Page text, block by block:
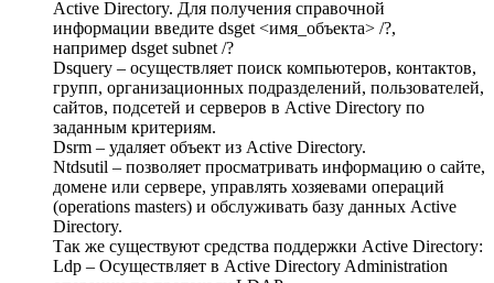
Active Directory. Для получения справочной
информации введите dsget <имя_объекта> /?,
например dsget subnet /?
Dsquery – осуществляет поиск компьютеров, контактов,
групп, организационных подразделений, пользователей,
сайтов, подсетей и серверов в Active Directory по
заданным критериям.
Dsrm – удаляет объект из Active Directory.
Ntdsutil – позволяет просматривать информацию о сайте,
домене или сервере, управлять хозяевами операций
(operations masters) и обслуживать базу данных Active
Directory.
Так же существуют средства поддержки Active Directory:
Ldp – Осуществляет в Active Directory Administration